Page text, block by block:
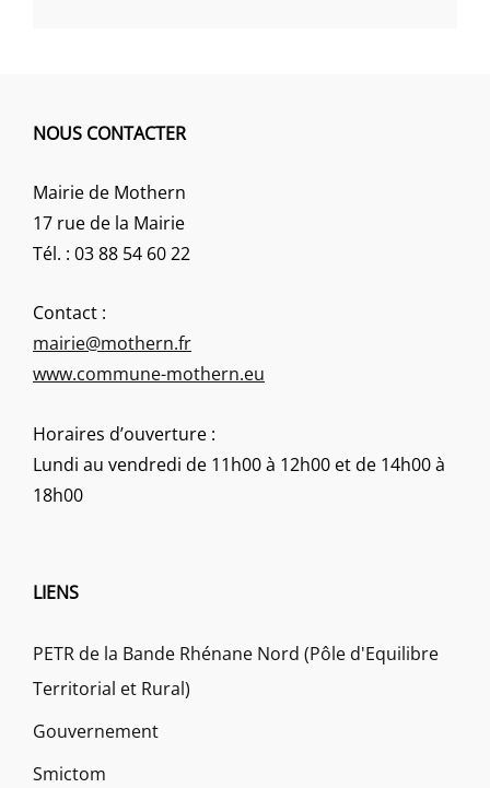
NOUS CONTACTER
Mairie de Mothern
17 rue de la Mairie
Tél. : 03 88 54 60 22
Contact :
mairie@mothern.fr
www.commune-mothern.eu
Horaires d’ouverture :
Lundi au vendredi de 11h00 à 12h00 et de 14h00 à
18h00
LIENS
PETR de la Bande Rhénane Nord (Pôle d'Equilibre
Territorial et Rural)
Gouvernement
Smictom